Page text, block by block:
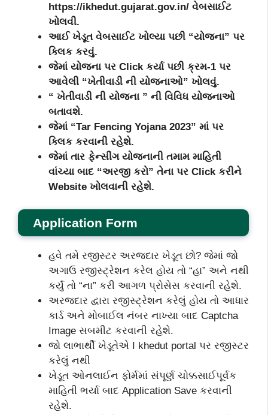
https://ikhedut.gujarat.gov.in/ વેબસાઈટ
ખોલવી.
આઈ ખેડૂત વેબસાઈટ ખોલ્યા પછી “યોજના” પર
ક્લિક કરવું.
જેમાં યોજના પર Click કર્યા પછી ક્રમ-1 પર
આવેલી “ખેતીવાડી ની યોજનાઓ” ખોલવું.
“ ખેતીવાડી ની યોજના ” ની વિવિધ યોજનાઓ
બતાવશે.
જેમાં “Tar Fencing Yojana 2023” માં પર
ક્લિક કરવાની રહેશે.
જેમાં તાર ફેન્‍સીંગ યોજનાની તમામ માહિતી
વાંચ્યા બાદ “અરજી કરો” તેના પર Click કરીને
Website ખોલવાની રહેશે.
Application Form
હવે તમે રજીસ્ટર અરજદાર ખેડૂત છો? જેમાં જો
અગાઉ રજીસ્ટ્રેશન કરેલ હોય તો “હા” અને નથી
કર્યું તો “ના” કરી આગળ પ્રોસેસ કરવાની રહેશે.
અરજદાર દ્વારા રજીસ્ટ્રેશન કરેલું હોય તો આધાર
કાર્ડ અને મોબાઈલ નંબર નાખ્યા બાદ Captcha
Image સબમીટ કરવાની રહેશે.
જો લાભાર્થી ખેડૂતેએ I khedut portal પર રજીસ્ટર
કરેલું નથી
ખેડૂત ઓનલાઈન ફોર્મમાં સંપૂર્ણ ચોક્કસાઈપૂર્વક
માહિતી ભર્યા બાદ Application Save કરવાની
રહેશે.